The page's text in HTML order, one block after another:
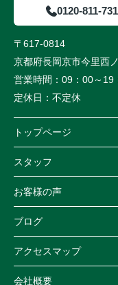
0120-811-731
〒617-0814
京都府長岡京市今里西
営業時間： 09：00～19
定休日： 不定休
トップページ
スタッフ
お客様の声
ブログ
アクセスマップ
会社概要